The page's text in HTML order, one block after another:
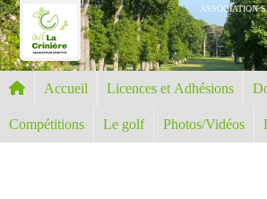
ASSOCIATION
Accueil Licences et Adhésions
Compétitions Le golf Photos/Vidéos
Panneau de gestion des cookies